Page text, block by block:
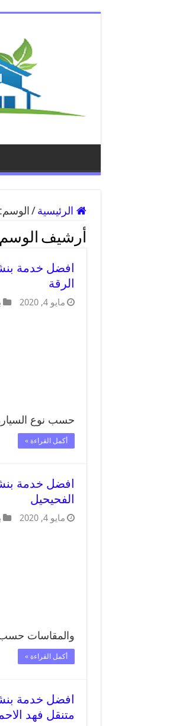
الرئيسية / الوسم:
أرشيف
الرقة
مايو 4, 2020
حسب نوع
أكمل القراءة »
الفحيحيل
مايو 4, 2020
والمقاسات حسب
أكمل القراءة »
متنقل فهد